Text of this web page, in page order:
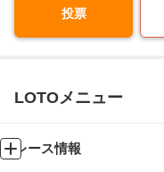
投票
LOTOメニュー
レース情報